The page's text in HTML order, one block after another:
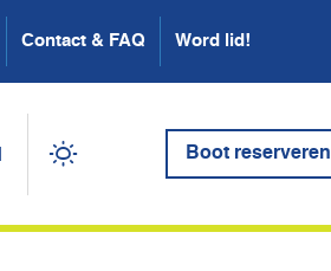
Contact & FAQ Word lid!
Boot reserveren